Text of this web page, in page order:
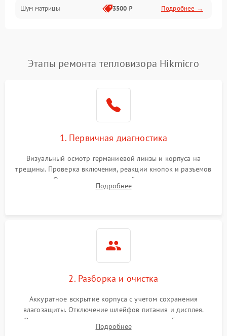
Проблемы питания
Сбои коммуникаций и интерфейсов
Экран (дисплей)
Шум матрицы 3500 ₽ Подробнее →
Этапы ремонта тепловизора Hikmicro
1. Первичная диагностика
Визуальный осмотр германиевой линзы и корпуса на
трещины. Проверка включения, реакции кнопок и разъемов
зарядки. Оценка вывода тепловой сигнатуры на экран,
проверка базовых функций и считывание системных
Подробнее
2. Разборка и очистка
Аккуратное вскрытие корпуса с учетом сохранения
влагозащиты. Отключение шлейфов питания и дисплея.
Очистка внутренних плат от окислов и пыли. Бережная
обработка германиевого объектива специализированными
Подробнее